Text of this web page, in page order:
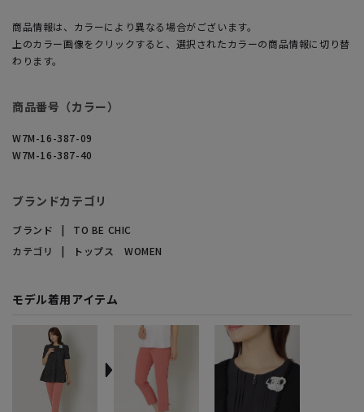
商品情報は、カラーにより異なる場合がございます。
上のカラー画像をクリックすると、選択されたカラーの商品情報に切り替
わります。
商品番号（カラー）
W7M-16-387-09
W7M-16-387-40
ブランドカテゴリ
ブランド
TO BE CHIC
カテゴリ
トップス WOMEN
モデル着用アイテム